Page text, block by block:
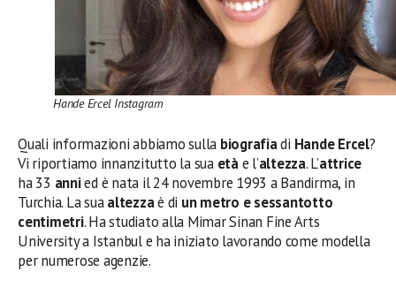
Hande Ercel Instagram
Quali informazioni abbiamo sulla biografiadi Hande Ercel?
Vi riportiamo innanzitutto la sua etàe l’altezza. L’attrice
ha 33 annied è nata il 24 novembre 1993 a Bandirma, in
Turchia. La suaaltezzaè di un metro e sessantotto
centimetri. Ha studiato alla Mimar Sinan Fine Arts
University a Istanbul e ha iniziato lavorando come modella
per numerose agenzie.